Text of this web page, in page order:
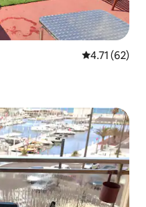
從 62 則評價
4.71 (62)